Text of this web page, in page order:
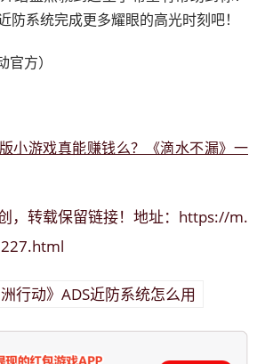
防系统完成更多耀眼的高光时刻吧！
官方）
小游戏真能赚钱么？《滴水不漏》一
，转载保留链接！地址： https://m.
洲行动》ADS近防系统怎么用